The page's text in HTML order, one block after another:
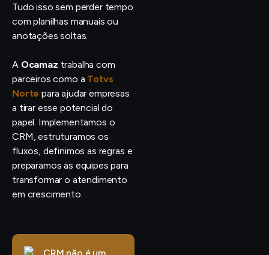
Tudo isso sem perder tempo
com planilhas manuais ou
anotações soltas.
A Ocamaz trabalha com
parceiros como a Totvs
Norte para ajudar empresas
a tirar esse potencial do
papel. Implementamos o
CRM, estruturamos os
fluxos, definimos as regras e
preparamos as equipes para
transformar o atendimento
em crescimento.